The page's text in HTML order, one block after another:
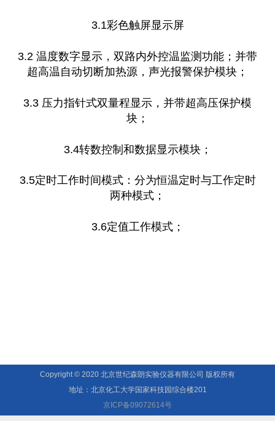
3.1彩色触屏显示屏
3.2 温度数字显示，双路内外控温监测功能；并带
超高温自动切断加热源，声光报警保护模块；
3.3 压力指针式双量程显示，并带超高压保护模
块；
3.4转数控制和数据显示模块；
3.5定时工作时间模式：分为恒温定时与工作定时
两种模式；
3.6定值工作模式；
Copyright © 2020 北京世纪森朗实验仪器有限公司 版权所有
地址：北京化工大学国家科技园综合楼201
京ICP备09072614号